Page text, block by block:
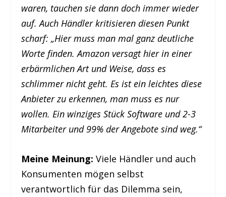
waren, tauchen sie dann doch immer wieder
auf. Auch Händler kritisieren diesen Punkt
scharf: „Hier muss man mal ganz deutliche
Worte finden. Amazon versagt hier in einer
erbärmlichen Art und Weise, dass es
schlimmer nicht geht. Es ist ein leichtes diese
Anbieter zu erkennen, man muss es nur
wollen. Ein winziges Stück Software und 2-3
Mitarbeiter und 99% der Angebote sind weg.“
Meine Meinung: Viele Händler und auch
Konsumenten mögen selbst
verantwortlich für das Dilemma sein,